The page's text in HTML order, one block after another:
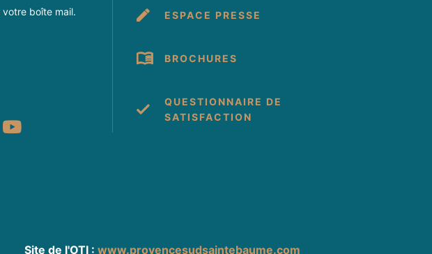
boîte mail.
nous sur Facebook
nous sur Instagram
Suivez-nous sur Youtube
ESPACE PRESSE
BROCHURES
QUESTIONNAIRE DE
SATISFACTION
Site de l'OTI : www.provencesudsaintebaume.com